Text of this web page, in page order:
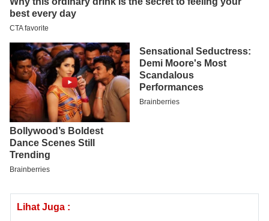
Lihat Juga :